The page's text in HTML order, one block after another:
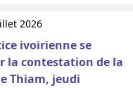
2026
ivoirienne se
la contestation de la
Thiam, jeudi